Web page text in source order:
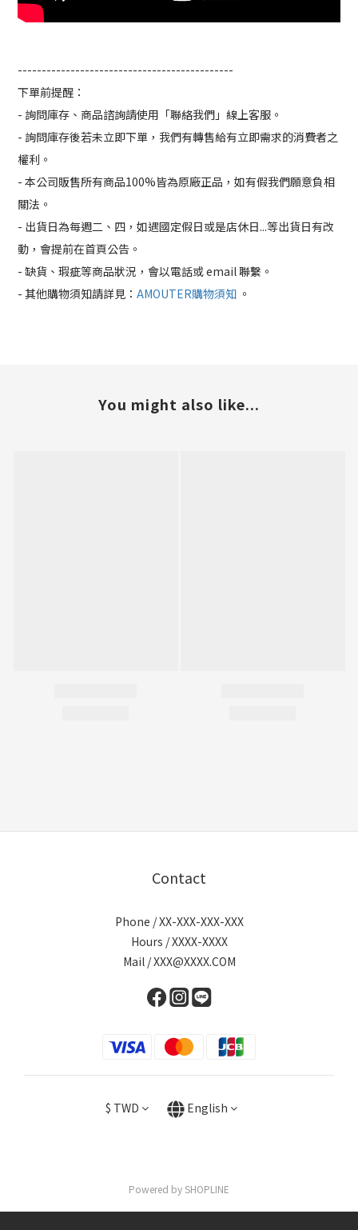
---------------------------------------------
下單前提醒：
- 詢問庫存、商品諮詢請使用「聯絡我們」線上客服。
- 詢問庫存後若未立即下單，我們有轉售給有立即需求的消費者之
權利。
- 本公司販售所有商品100%皆為原廠正品，如有假我們願意負相
關法。
- 出貨日為每週二、四，如遇國定假日或是店休日...等出貨日有改
動，會提前在首頁公告。
- 缺貨、瑕疵等商品狀況，會以電話或 email 聯繫。
- 其他購物須知請詳見： AMOUTER購物須知 。
You might also like...
Contact
Phone / XX-XXX-XXX-XXX
Hours / XXXX-XXXX
Mail / XXX@XXXX.COM
$ TWD English
Powered by SHOPLINE